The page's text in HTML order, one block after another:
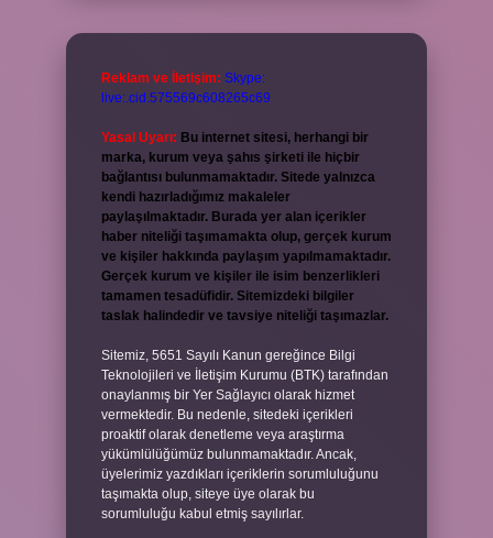
Reklam ve İletişim: Skype:
live:.cid.575569c608265c69
Yasal Uyarı: Bu internet sitesi, herhangi bir
marka, kurum veya şahıs şirketi ile hiçbir
bağlantısı bulunmamaktadır. Sitede yalnızca
kendi hazırladığımız makaleler
paylaşılmaktadır. Burada yer alan içerikler
haber niteliği taşımamakta olup, gerçek kurum
ve kişiler hakkında paylaşım yapılmamaktadır.
Gerçek kurum ve kişiler ile isim benzerlikleri
tamamen tesadüfidir. Sitemizdeki bilgiler
taslak halindedir ve tavsiye niteliği taşımazlar.
Sitemiz, 5651 Sayılı Kanun gereğince Bilgi
Teknolojileri ve İletişim Kurumu (BTK) tarafından
onaylanmış bir Yer Sağlayıcı olarak hizmet
vermektedir. Bu nedenle, sitedeki içerikleri
proaktif olarak denetleme veya araştırma
yükümlülüğümüz bulunmamaktadır. Ancak,
üyelerimiz yazdıkları içeriklerin sorumluluğunu
taşımakta olup, siteye üye olarak bu
sorumluluğu kabul etmiş sayılırlar.